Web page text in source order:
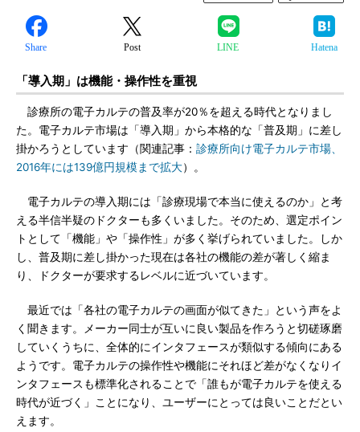
Share Post LINE Hatena
「導入期」は機能・操作性を重視
診療所の電子カルテの普及率が20％を超える時代となりまし
た。電子カルテ市場は「導入期」から本格的な「普及期」に差し
掛かろうとしています（関連記事： 診療所向け電子カルテ市場、
2016年には139億円規模まで拡大）。
電子カルテの導入期には「診療現場で本当に使えるのか」と考
える半信半疑のドクターも多くいました。そのため、選定ポイン
トとして「機能」や「操作性」が多く挙げられていました。しか
し、普及期に差し掛かった現在は各社の機能の差が著しく縮ま
り、ドクターが要求するレベルに近づいています。
最近では「各社の電子カルテの画面が似てきた」という声をよ
く聞きます。メーカー同士が互いに良い製品を作ろうと切磋琢磨
していくうちに、全体的にインタフェースが類似する傾向にある
ようです。電子カルテの操作性や機能にそれほど差がなくなりイ
ンタフェースも標準化されることで「誰もが電子カルテを使える
時代が近づく」ことになり、ユーザーにとっては良いことだとい
えます。